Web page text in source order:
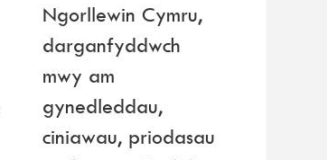
Ngorllewin Cymru,
darganfyddwch
mwy am
gynedleddau,
ciniawau, priodasau